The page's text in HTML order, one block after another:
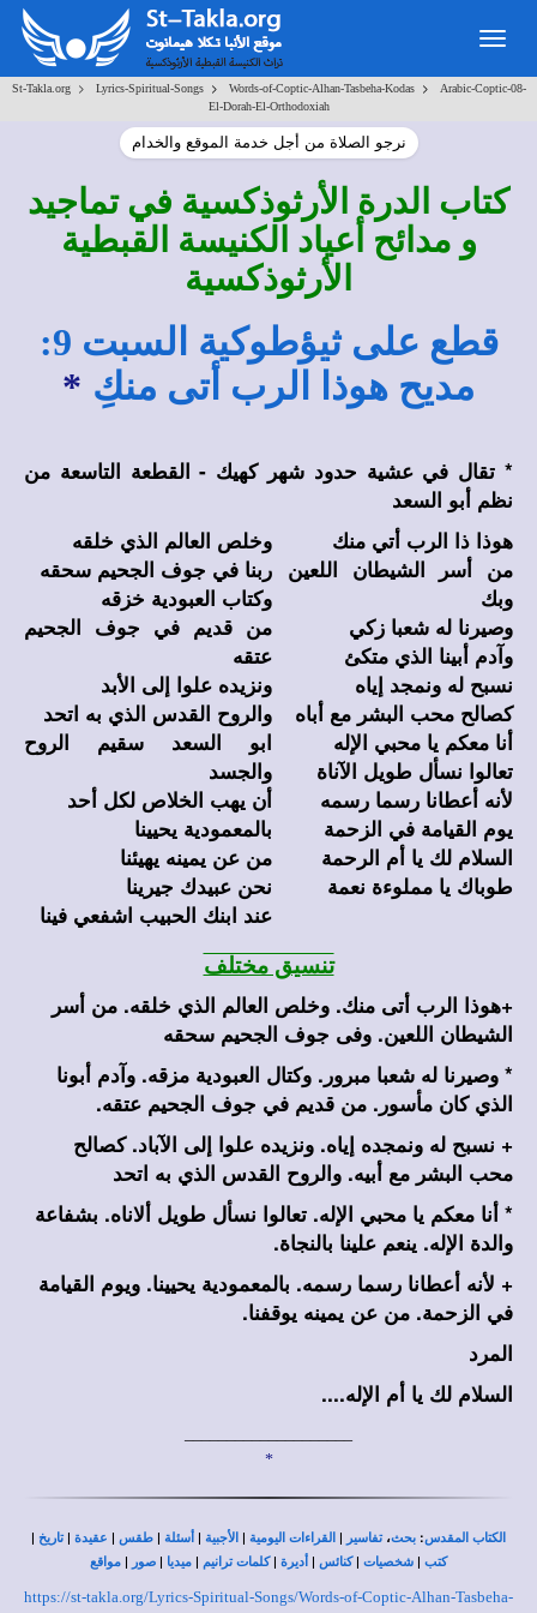
St-Takla.org> Lyrics-Spiritual-Songs> Words-of-Coptic-Alhan-Tasbeha-Kodas>
Arabic-Coptic-08-
El-Dorah-El-Orthodoxiah
نرجو الصلاة من أجل خدمة الموقع والخدام
كتاب الدرة الأرثوذكسية في تماجيد
و مدائح أعياد الكنيسة القبطية
الأرثوذكسية
قطع على ثيؤطوكية السبت 9:
مديح هوذا الرب أتى منكِ *
* تقال في عشية حدود شهر كهيك - القطعة التاسعة من
نظم أبو السعد
هوذا ذا الرب أتي منك
من أسر الشيطان اللعين
وبك
وصيرنا له شعبا زكي
وآدم أبينا الذي متكئ
نسبح له ونمجد إياه
كصالح محب البشر مع أباه
أنا معكم يا محبي الإله
تعالوا نسأل طويل الآناة
لأنه أعطانا رسما رسمه
يوم القيامة في الزحمة
السلام لك يا أم الرحمة
طوباك يا مملوءة نعمة
وخلص العالم الذي خلقه
ربنا في جوف الجحيم سحقه
وكتاب العبودية خزقه
من قديم في جوف الجحيم
عتقه
ونزيده علوا إلى الأبد
والروح القدس الذي به اتحد
ابو السعد سقيم الروح
والجسد
أن يهب الخلاص لكل أحد
بالمعمودية يحيينا
من عن يمينه يهيئنا
نحن عبيدك جيرينا
عند ابنك الحبيب اشفعي فينا
تنسيق مختلف
+هوذا الرب أتى منك. وخلص العالم الذي خلقه. من أسر
الشيطان اللعين. وفى جوف الجحيم سحقه
* وصيرنا له شعبا مبرور. وكتال العبودية مزقه. وآدم أبونا
الذي كان مأسور. من قديم في جوف الجحيم عتقه.
+ نسبح له ونمجده إياه. ونزيده علوا إلى الآباد. كصالح
محب البشر مع أبيه. والروح القدس الذي به اتحد
* أنا معكم يا محبي الإله. تعالوا نسأل طويل ألاناه. بشفاعة
والدة الإله. ينعم علينا بالنجاة.
+ لأنه أعطانا رسما رسمه. بالمعمودية يحيينا. ويوم القيامة
في الزحمة. من عن يمينه يوقفنا.
المرد
السلام لك يا أم الإله....
*
الكتاب المقدس: بحث،تفاسير | القراءات اليومية | الأجبية | أسئلة | طقس | عقيدة |تاريخ |
كتب | شخصيات |كنائس | أديرة |كلمات ترانيم | ميديا | صور | مواقع
https://st-takla.org/Lyrics-Spiritual-Songs/Words-of-Coptic-Alhan-Tasbeha-